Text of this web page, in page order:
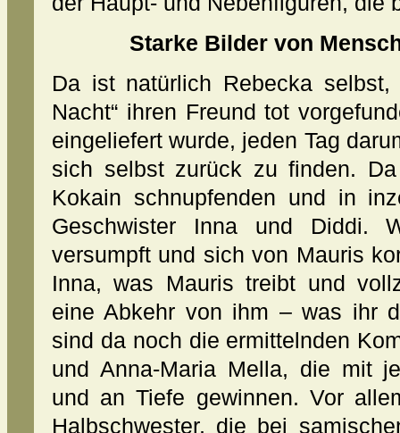
Starke Bilder von
Da ist natürlich Rebecka
Nacht“ ihren Freund tot
eingeliefert wurde, jeden Tag
sich selbst zurück zu finden.
Kokain schnupfenden und in
Geschwister Inna und Diddi.
versumpft und sich von Mauris
Inna, was Mauris treibt und
eine Abkehr von ihm – was ihr
sind da noch die ermittelnden
und Anna-Maria Mella, die mit
und an Tiefe gewinnen. Vor
Halbschwester, die bei